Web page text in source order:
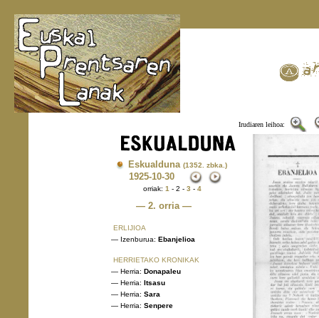
Irudiaren leihoa:
Eskualduna (1352. zbka.)
1925-10-30
orriak: 1 - 2 - 3 - 4
— 2. orria —
ERLIJIOA
— Izenburua: Ebanjelioa
HERRIETAKO KRONIKAK
— Herria: Donapaleu
— Herria: Itsasu
— Herria: Sara
— Herria: Senpere